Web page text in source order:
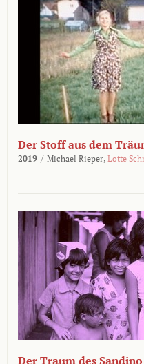
Der Stoff aus dem
2019 / Michael Rieper, Lotte
Der Traum des Sandino